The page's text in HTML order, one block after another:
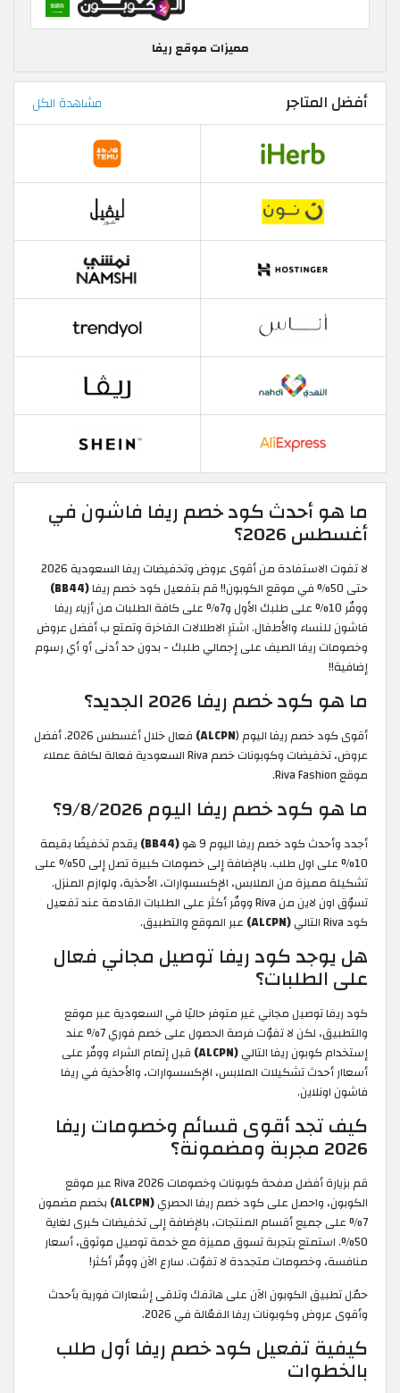
مميزات موقع ريفا
أفضل المتاجر مشاهدة الكل
ما هو أحدث كود خصم ريفا فاشون في
أغسطس 2026؟
لا تفوت الاستفادة من أقوى عروض وتخفيضات ريفا السعودية 2026
حتى 50% في موقع الكوبون!! قم بتفعيل كود خصم ريفا
(BB44)
ووفّر 10% على طلبك الأول و7% على كافة الطلبات من أزياء ريفا
فاشون للنساء والأطفال. اشترِ الاطلالات الفاخرة وتمتع ب أفضل عروض
وخصومات ريفا الصيف على إجمالي طلبك - بدون حد أدنى أو أي رسوم
إضافية!!
ما هو كود خصم ريفا 2026 الجديد؟
أقوى كود خصم ريفا اليوم (ALCPN)
فعال خلال أغسطس 2026. أفضل
عروض، تخفيضات وكوبونات خصم Riva السعودية فعالة لكافة عملاء
موقع Riva Fashion.
ما هو كود خصم ريفا اليوم 9/8/2026؟
أجدد وأحدث كود خصم ريفا اليوم 9 هو (BB44)
يقدم تخفيضًا بقيمة
10% على اول طلب. بالإضافة إلى خصومات كبيرة تصل إلى 50% على
تشكيلة مميزة من الملابس، الإكسسوارات، الأحذية، ولوازم المنزل.
تسوّق اون لاين من Riva ووفّر أكثر على الطلبات القادمة عند تفعيل
كود Riva التالي
(ALCPN) عبر الموقع والتطبيق.
هل يوجد كود ريفا توصيل مجاني فعال
على الطلبات؟
كود ريفا توصيل مجاني غير متوفر حاليًا في السعودية عبر موقع
والتطبيق، لكن لا تفوّت فرصة الحصول على خصم فوري 7% عند
إستخدام كوبون ريفا التالي(ALCPN)
قبل إتمام الشراء ووفّر على
أسعاار أحدث تشكيلات الملابس، الإكسسوارات، والأحذية في ريفا
فاشون اونلاين.
كيف تجد أقوى قسائم وخصومات ريفا
2026 مجربة ومضمونة؟
قم بزيارة أفضل صفحة كوبونات وخصومات Riva 2026 عبر موقع
الكوبون، واحصل على كود خصم ريفا الحصري(ALCPN)
بخصم مضمون
7% على جميع أقسام المنتجات، بالإضافة إلى تخفيضات كبرى لغاية
50%. استمتع بتجربة تسوق مميزة مع خدمة توصيل موثوق، أسعار
منافسة، وخصومات متجددة لا تفوّت. سارع الآن ووفّر أكثر!
حمّل تطبيق الكوبون الآن على هاتفك وتلقى إشعارات فورية بأحدث
وأقوى عروض وكوبونات ريفا الفعّالة في 2026.
كيفية تفعيل كود خصم ريفا أول طلب
بالخطوات